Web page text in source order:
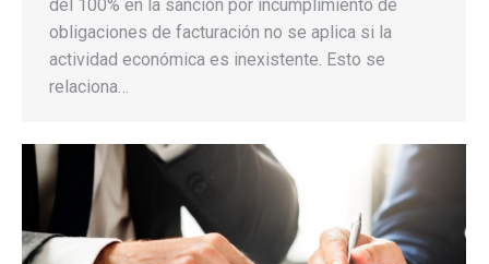
del 100% en la sanción por incumplimiento de
obligaciones de facturación no se aplica si la
actividad económica es inexistente. Esto se
relaciona…